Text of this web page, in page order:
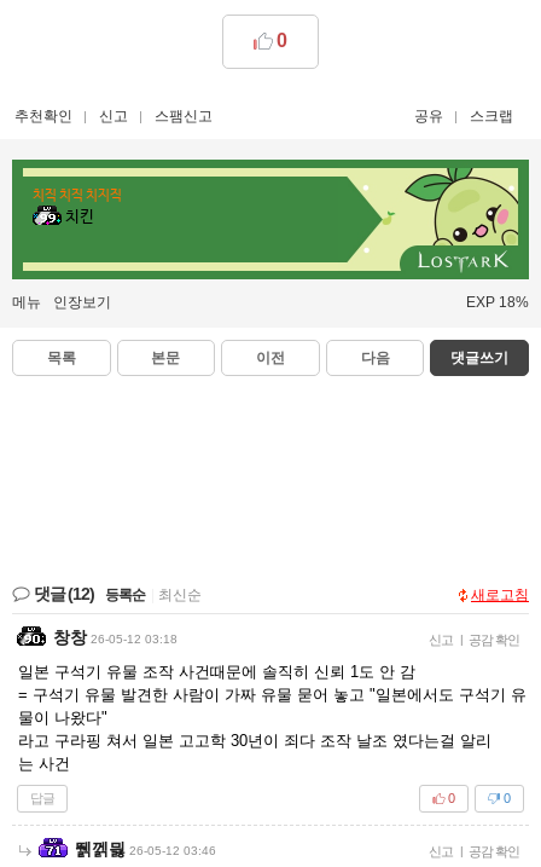
0
추천확인 신고 스팸신고 공유 스크랩
치직 치직 치지직
치킨
메뉴 인장보기 EXP 18%
목록 본문 이전 다음 댓글쓰기
댓글(12) 등록순 최신순 새로고침
창창 26-05-12 03:18 신고 | 공감 확인
일본 구석기 유물 조작 사건때문에 솔직히 신뢰 1도 안 감
= 구석기 유물 발견한 사람이 가짜 유물 묻어 놓고 "일본에서도 구석기 유
물이 나왔다"
라고 구라핑 쳐서 일본 고고학 30년이 죄다 조작 날조 였다는걸 알리
는 사건
답글 0
0
뛝껡믫 26-05-12 03:46 신고 | 공감 확인